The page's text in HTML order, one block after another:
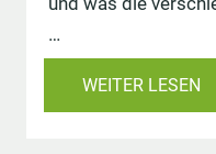
…
WEITER LESEN